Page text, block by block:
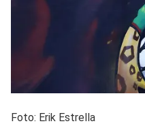
Foto: Erik Estrella